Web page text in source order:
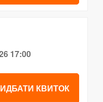
17:00
КВИТОК